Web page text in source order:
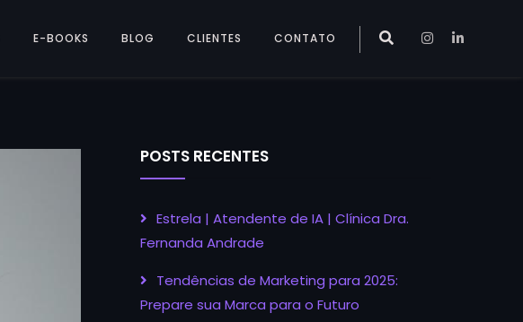
E-BOOKS BLOG CLIENTES CONTATO
POSTS RECENTES
Estrela | Atendente de IA | Clínica Dra.
Fernanda Andrade
Tendências de Marketing para 2025:
Prepare sua Marca para o Futuro